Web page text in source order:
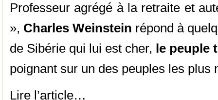
Professeur agrégé à la retraite et
», Charles Weinstein répond à
de Sibérie qui lui est cher, le peuple
poignant sur un des peuples les plus
Lire l’article…